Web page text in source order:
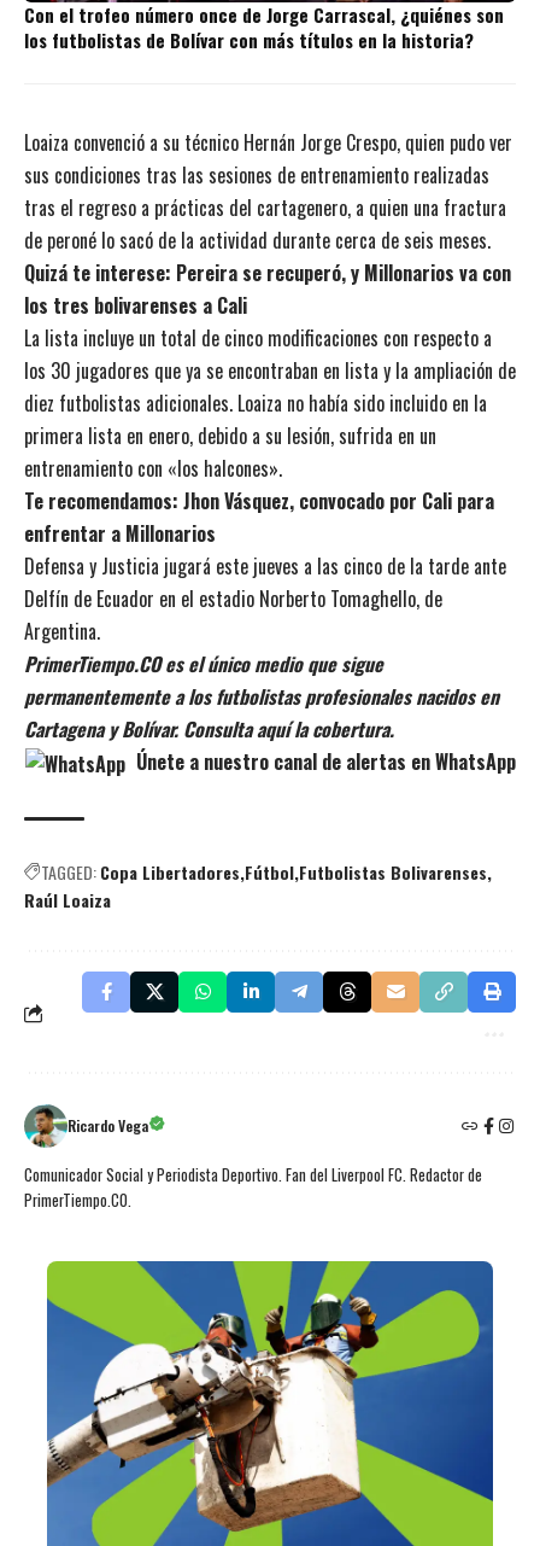
Con el trofeo número once de Jorge Carrascal, ¿quiénes son
los futbolistas de Bolívar con más títulos en la historia?
Loaiza convenció a su técnico Hernán Jorge Crespo, quien pudo ver
sus condiciones tras las sesiones de entrenamiento realizadas
tras el regreso a prácticas del cartagenero, a quien una fractura
de peroné lo sacó de la actividad durante cerca de seis meses.
Quizá te interese: Pereira se recuperó, y Millonarios va con
los tres bolivarenses a Cali
La lista incluye un total de cinco modificaciones con respecto a
los 30 jugadores que ya se encontraban en lista y la ampliación de
diez futbolistas adicionales. Loaiza no había sido incluido en la
primera lista en enero, debido a su lesión, sufrida en un
entrenamiento con «los halcones».
Te recomendamos: Jhon Vásquez, convocado por Cali para
enfrentar a Millonarios
Defensa y Justicia jugará este jueves a las cinco de la tarde ante
Delfín de Ecuador en el estadio Norberto Tomaghello, de
Argentina.
PrimerTiempo.CO es el único medio que sigue
permanentemente a los futbolistas profesionales nacidos en
Cartagena y Bolívar. Consulta aquí la cobertura.
Únete a nuestro canal de alertas en WhatsApp
TAGGED:Copa Libertadores Fútbol Futbolistas Bolivarenses
Raúl Loaiza
Ricardo Vega
Comunicador Social y Periodista Deportivo. Fan del Liverpool FC. Redactor de
PrimerTiempo.CO.